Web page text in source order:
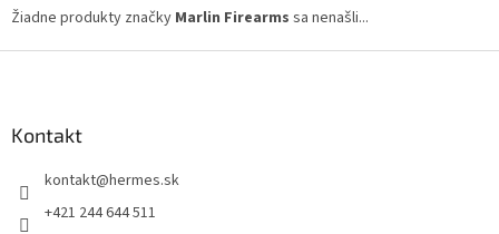
Žiadne produkty značky Marlin Firearms sa nenašli...
Kontakt
kontakt@hermes.sk
+421 244 644 511